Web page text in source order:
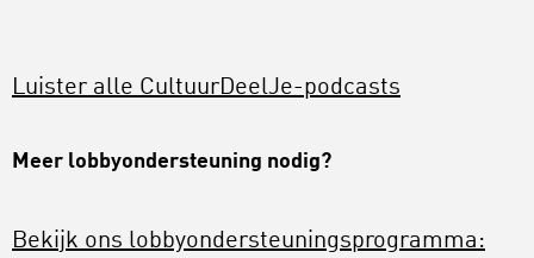
Luister alle CultuurDeelJe-podcasts
Meer lobbyondersteuning nodig?
Bekijk ons lobbyondersteuningsprogramma: